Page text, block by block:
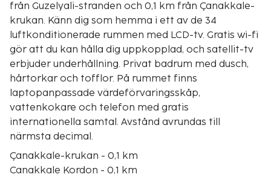
från Guzelyali-stranden och 0,1 km från Çanakkale-
krukan. Känn dig som hemma i ett av de 34
luftkonditionerade rummen med LCD-tv. Gratis wi-fi
gör att du kan hålla dig uppkopplad, och satellit-tv
erbjuder underhållning. Privat badrum med dusch,
hårtorkar och tofflor. På rummet finns
laptopanpassade värdeförvaringsskåp,
vattenkokare och telefon med gratis
internationella samtal. Avstånd avrundas till
närmsta decimal.
Çanakkale-krukan - 0,1 km
Canakkale Kordon - 0,1 km